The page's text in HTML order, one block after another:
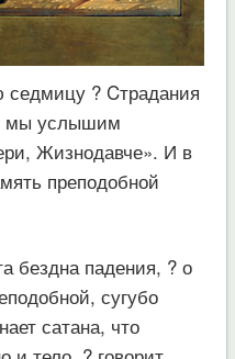
? Cтрадания
мы услышим
Жизнодавче». И в
преподобной
бездна падения, ? о
сугубо
сатана, что